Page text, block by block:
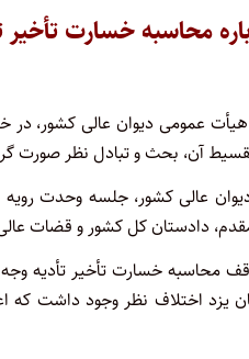
محاسبه خسارت
عمومی دیوان عالی کشور،
آن، بحث و تبادل نظر صورت
عالی کشور، جلسه وحدت
دادستان کل کشور و قضات عالی
خسارت تأخیر تأدیه
یزد اختلاف نظر وجود داشت